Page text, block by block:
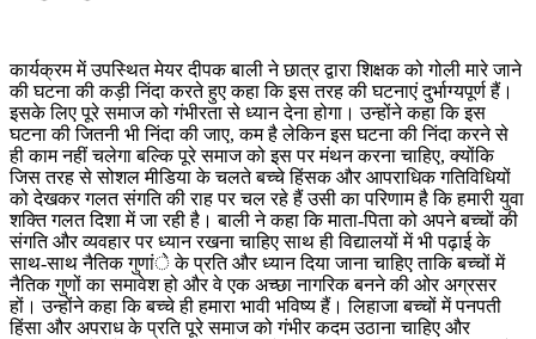
कार्यक्रम में उपस्थित मेयर दीपक बाली ने छात्र द्वारा शिक्षक को गोली मारे जाने
की घटना की कड़ी निंदा करते हुए कहा कि इस तरह की घटनाएं दुर्भाग्यपूर्ण हैं।
इसके लिए पूरे समाज को गंभीरता से ध्यान देना होगा। उन्होंने कहा कि इस
घटना की जितनी भी निंदा की जाए, कम है लेकिन इस घटना की निंदा करने से
ही काम नहीं चलेगा बल्कि पूरे समाज को इस पर मंथन करना चाहिए, क्योंकि
जिस तरह से सोशल मीडिया के चलते बच्चे हिंसक और आपराधिक गतिविधियों
को देखकर गलत संगति की राह पर चल रहे हैं उसी का परिणाम है कि हमारी युवा
शक्ति गलत दिशा में जा रही है। बाली ने कहा कि माता-पिता को अपने बच्चों की
संगति और व्यवहार पर ध्यान रखना चाहिए साथ ही विद्यालयों में भी पढ़ाई के
साथ-साथ नैतिक गुणांे के प्रति और ध्यान दिया जाना चाहिए ताकि बच्चों में
नैतिक गुणों का समावेश हो और वे एक अच्छा नागरिक बनने की ओर अग्रसर
हों। उन्होंने कहा कि बच्चे ही हमारा भावी भविष्य हैं। लिहाजा बच्चों में पनपती
हिंसा और अपराध के प्रति पूरे समाज को गंभीर कदम उठाना चाहिए और